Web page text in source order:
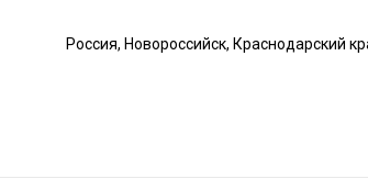
Россия, Новороссийск, Краснодарский